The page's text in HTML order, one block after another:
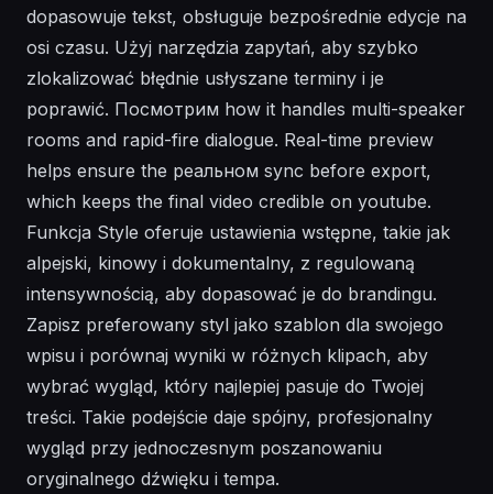
dopasowuje tekst, obsługuje bezpośrednie edycje na
osi czasu. Użyj narzędzia zapytań, aby szybko
zlokalizować błędnie usłyszane terminy i je
poprawić. Посмотрим how it handles multi-speaker
rooms and rapid-fire dialogue. Real-time preview
helps ensure the реальном sync before export,
which keeps the final video credible on youtube.
Funkcja Style oferuje ustawienia wstępne, takie jak
alpejski, kinowy i dokumentalny, z regulowaną
intensywnością, aby dopasować je do brandingu.
Zapisz preferowany styl jako szablon dla swojego
wpisu i porównaj wyniki w różnych klipach, aby
wybrać wygląd, który najlepiej pasuje do Twojej
treści. Takie podejście daje spójny, profesjonalny
wygląd przy jednoczesnym poszanowaniu
oryginalnego dźwięku i tempa.